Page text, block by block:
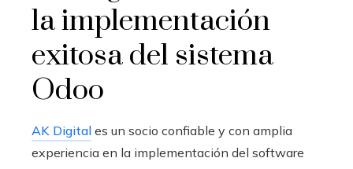
la implementación
exitosa del sistema
Odoo
AK Digital es un socio confiable y con amplia
experiencia en la implementación del software